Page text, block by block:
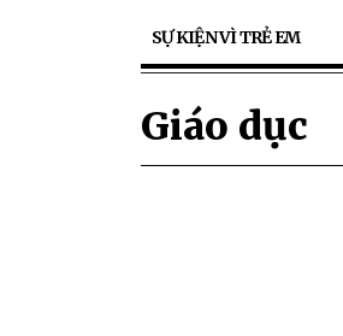
SỰ KIỆN VÌ TRẺ EM
Giáo dục